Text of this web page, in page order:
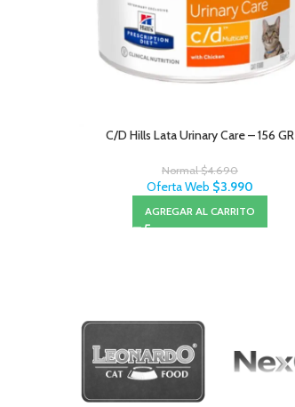
C/D Hills Lata Urinary Care – 156 GR
Normal$4.690
Oferta Web $3.990
AGREGAR AL CARRITO